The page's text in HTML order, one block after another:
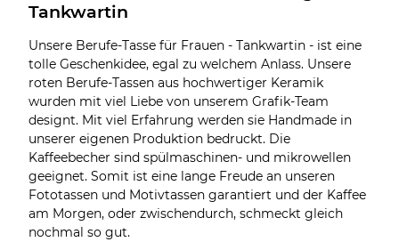
Tankwartin
Unsere Berufe-Tasse für Frauen - Tankwartin - ist eine
tolle Geschenkidee, egal zu welchem Anlass. Unsere
roten Berufe-Tassen aus hochwertiger Keramik
wurden mit viel Liebe von unserem Grafik-Team
designt. Mit viel Erfahrung werden sie Handmade in
unserer eigenen Produktion bedruckt. Die
Kaffeebecher sind spülmaschinen- und mikrowellen
geeignet. Somit ist eine lange Freude an unseren
Fototassen und Motivtassen garantiert und der Kaffee
am Morgen, oder zwischendurch, schmeckt gleich
nochmal so gut.